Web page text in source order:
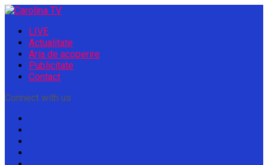
LIVE
Actualitate
Aria de acoperire
Publicitate
Contact
Connect with us